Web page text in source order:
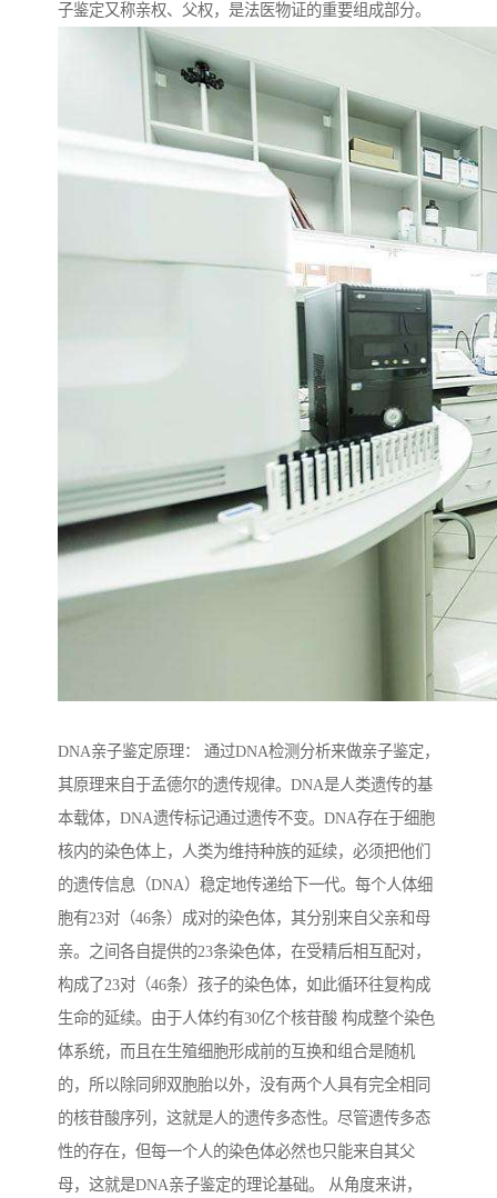
子鉴定又称亲权、父权，是法医物证的重要组成部分。
DNA亲子鉴定原理： 通过DNA检测分析来做亲子鉴定，
其原理来自于孟德尔的遗传规律。DNA是人类遗传的基
本载体，DNA遗传标记通过遗传不变。DNA存在于细胞
核内的染色体上，人类为维持种族的延续，必须把他们
的遗传信息（DNA）稳定地传递给下一代。每个人体细
胞有23对（46条）成对的染色体，其分别来自父亲和母
亲。之间各自提供的23条染色体，在受精后相互配对，
构成了23对（46条）孩子的染色体，如此循环往复构成
生命的延续。由于人体约有30亿个核苷酸 构成整个染色
体系统，而且在生殖细胞形成前的互换和组合是随机
的，所以除同卵双胞胎以外，没有两个人具有完全相同
的核苷酸序列，这就是人的遗传多态性。尽管遗传多态
性的存在，但每一个人的染色体必然也只能来自其父
母，这就是DNA亲子鉴定的理论基础。 从角度来讲，